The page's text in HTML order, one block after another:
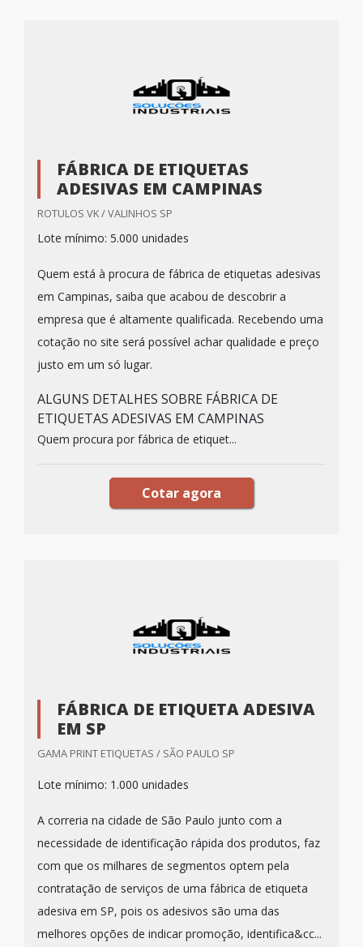
FÁBRICA DE ETIQUETAS
ADESIVAS EM CAMPINAS
ROTULOS VK / VALINHOS SP
Lote mínimo: 5.000 unidades
Quem está à procura de fábrica de etiquetas adesivas
em Campinas, saiba que acabou de descobrir a
empresa que é altamente qualificada. Recebendo uma
cotação no site será possível achar qualidade e preço
justo em um só lugar.
ALGUNS DETALHES SOBRE FÁBRICA DE
ETIQUETAS ADESIVAS EM CAMPINAS
Quem procura por fábrica de etiquet...
Cotar agora
FÁBRICA DE ETIQUETA ADESIVA
EM SP
GAMA PRINT ETIQUETAS / SÃO PAULO SP
Lote mínimo: 1.000 unidades
A correria na cidade de São Paulo junto com a
necessidade de identificação rápida dos produtos, faz
com que os milhares de segmentos optem pela
contratação de serviços de uma fábrica de etiqueta
adesiva em SP, pois os adesivos são uma das
melhores opções de indicar promoção, identifica&cc...